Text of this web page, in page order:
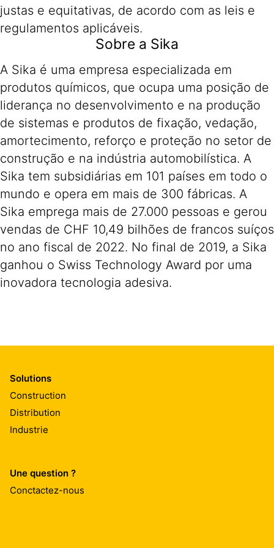
justas e equitativas, de acordo com as leis e
regulamentos aplicáveis.
Sobre a Sika
A Sika é uma empresa especializada em
produtos químicos, que ocupa uma posição de
liderança no desenvolvimento e na produção
de sistemas e produtos de fixação, vedação,
amortecimento, reforço e proteção no setor de
construção e na indústria automobilística. A
Sika tem subsidiárias em 101 países em todo o
mundo e opera em mais de 300 fábricas. A
Sika emprega mais de 27.000 pessoas e gerou
vendas de CHF 10,49 bilhões de francos suíços
no ano fiscal de 2022. No final de 2019, a Sika
ganhou o Swiss Technology Award por uma
inovadora tecnologia adesiva.
Solutions
Construction
Distribution
Industrie
Une question ?
Conctactez-nous